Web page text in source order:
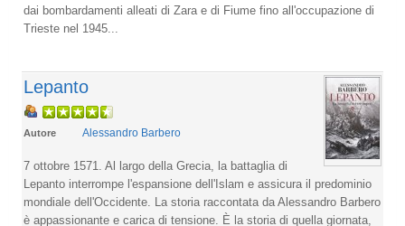
dai bombardamenti alleati di Zara e di Fiume fino all'occupazione di
Trieste nel 1945...
Lepanto
Autore Alessandro Barbero
7 ottobre 1571. Al largo della Grecia, la battaglia di
Lepanto interrompe l'espansione dell'Islam e assicura il predominio
mondiale dell'Occidente. La storia raccontata da Alessandro Barbero
è appassionante e carica di tensione. È la storia di quella giornata,